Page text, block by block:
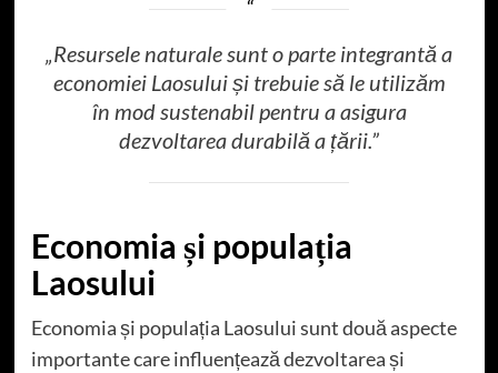
„Resursele naturale sunt o parte integrantă a
economiei Laosului și trebuie să le utilizăm
în mod sustenabil pentru a asigura
dezvoltarea durabilă a țării.”
Economia și populația
Laosului
Economia și populația Laosului sunt două aspecte
importante care influențează dezvoltarea și